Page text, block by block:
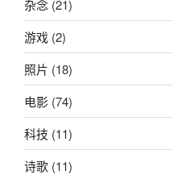
杂念 (21)
游戏 (2)
照片 (18)
电影 (74)
科技 (11)
诗歌 (11)